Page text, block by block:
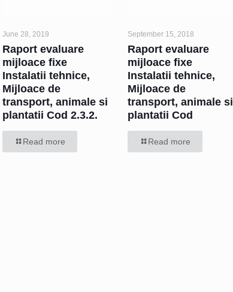
June 28, 2019
Raport evaluare
mijloace fixe
Instalatii tehnice,
Mijloace de
transport, animale si
plantatii Cod 2.3.2.
Read more
September 15, 2018
Raport evaluare
mijloace fixe
Instalatii tehnice,
Mijloace de
transport, animale si
plantatii Cod
Read more